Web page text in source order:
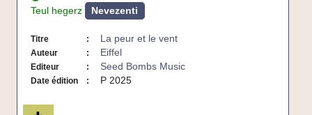
Teul hegerz Nevezenti
Titre La peur et le vent
Auteur Eiffel
Editeur Seed Bombs Music
Date édition P 2025